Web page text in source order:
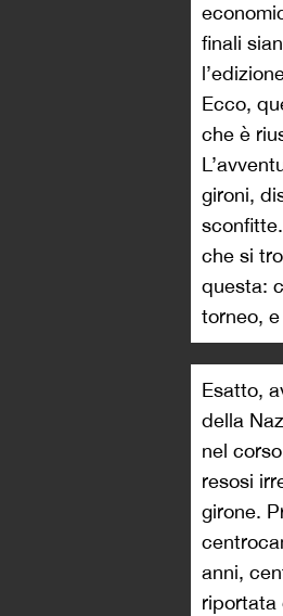
finali
Ecco,
che è
gironi,
che si
questa:
torneo,
Esatto,
della
nel
resosi
girone.
anni,
riportata